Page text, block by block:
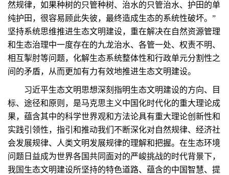
然规律，如果种树的只管种树、治水的只管治水、护田的单
纯护田，很容易顾此失彼，最终造成生态的系统性破坏。”
坚持系统思维推进生态文明建设，重在解决在自然资源管理
和生态治理中一度存在的九龙治水、各管一处、权责不明、
相互掣肘等问题，化解生态系统整体性和行政单元分割性之
间的矛盾，从而更加有力有效地推进生态文明建设。
习近平生态文明思想深刻指明生态文明建设的方向、目
标、途径和原则，是马克思主义中国化时代化的重大理论成
果，蕴含其中的科学世界观和方法论具有重大理论创新性和
实践引领性，指引和推动我们不断深化对自然规律、经济社
会发展规律、人类文明发展规律的理解和把握。在生态环境
问题日益成为世界各国共同面对的严峻挑战的时代背景下，
我国生态文明建设所坚持的特色道路、蕴含的中国智慧、提